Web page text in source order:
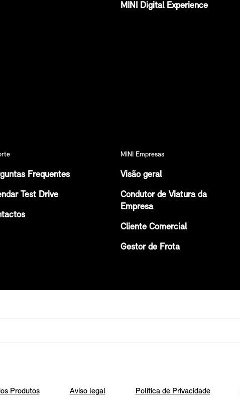
MINI Digital Experience
Frequentes
Test Drive
MINI Empresas
Visão geral
Condutor de Viatura da
Empresa
Cliente Comercial
Gestor de Frota
Produtos Aviso legal Política de Privacidade